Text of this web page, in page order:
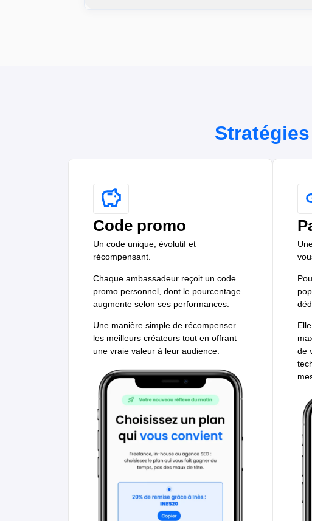
Stratégies
Code promo
Un code unique, évolutif et
récompensant.
Chaque ambassadeur reçoit un code
promo personnel, dont le pourcentage
augmente selon ses performances.
Une manière simple de récompenser
les meilleurs créateurs tout en offrant
une vraie valeur à leur audience.
de